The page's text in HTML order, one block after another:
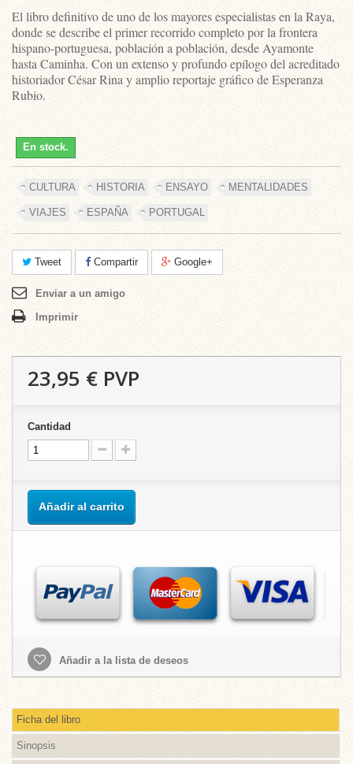
El libro definitivo de uno de los mayores especialistas en la Raya,
donde se describe el primer recorrido completo por la frontera
hispano-portuguesa, población a población, desde Ayamonte
hasta Caminha. Con un extenso y profundo epílogo del acreditado
historiador César Rina y amplio reportaje gráfico de Esperanza
Rubio.
En stock.
CULTURA HISTORIA ENSAYO MENTALIDADES
VIAJES ESPAÑA PORTUGAL
Tweet Compartir Google+
Enviar a un amigo
Imprimir
23,95 € PVP
Cantidad
Añadir al carrito
Añadir a la lista de deseos
Ficha del libro
Sinopsis